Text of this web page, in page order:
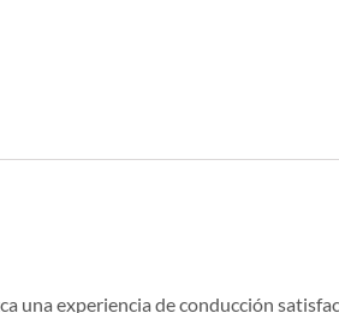
una experiencia de conducción